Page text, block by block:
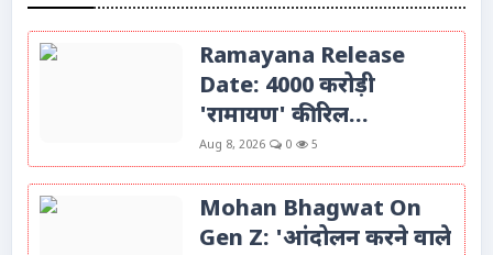
Ramayana Release
Date: 4000 करोड़ी
'रामायण' की रिल...
Aug 8, 2026 0 5
Mohan Bhagwat On
Gen Z: 'आंदोलन करने वाले